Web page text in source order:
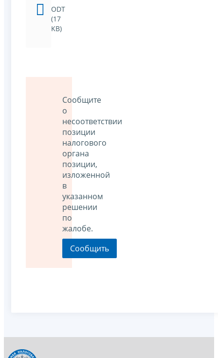
ODT
(17
KB)
Сообщите
о
несоответствии
позиции
налогового
органа
позиции,
изложенной
в
указанном
решении
по
жалобе.